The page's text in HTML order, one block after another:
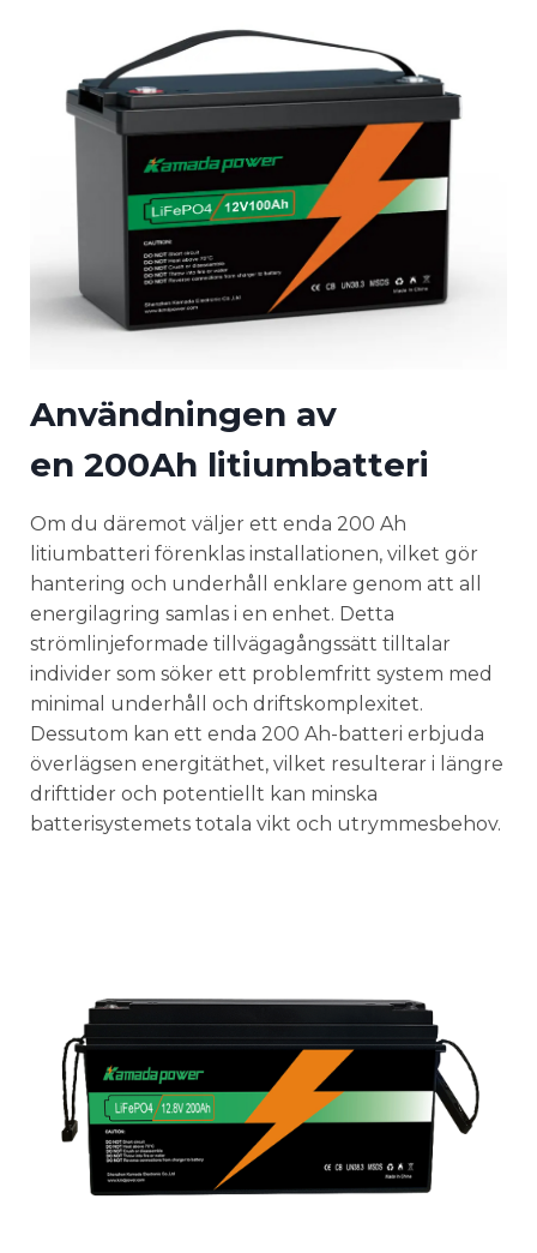
Användningen av
en 200Ah litiumbatteri
Om du däremot väljer ett enda 200 Ah
litiumbatteri förenklas installationen, vilket gör
hantering och underhåll enklare genom att all
energilagring samlas i en enhet. Detta
strömlinjeformade tillvägagångssätt tilltalar
individer som söker ett problemfritt system med
minimal underhåll och driftskomplexitet.
Dessutom kan ett enda 200 Ah-batteri erbjuda
överlägsen energitäthet, vilket resulterar i längre
drifttider och potentiellt kan minska
batterisystemets totala vikt och utrymmesbehov.